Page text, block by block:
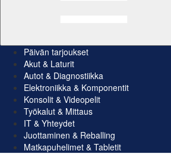
Päivän tarjoukset
Akut & Laturit
Autot & Diagnostiikka
Elektroniikka & Komponentit
Konsolit & Videopelit
Työkalut & Mittaus
IT & Yhteydet
Juottaminen & Reballing
Matkapuhelimet & Tabletit